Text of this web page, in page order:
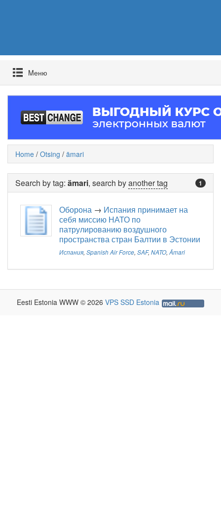
Mеню
Home / Otsing / ämari
1
Search by tag: ämari, search byanother tag
Оборона → Испания принимает на
себя миссию НАТО по
патрулированию воздушного
пространства стран Балтии в Эстонии
Испания, Spanish Air Force, SAF, NATO,Ämari
Eesti Estonia WWW © 2026 VPS SSD Estonia